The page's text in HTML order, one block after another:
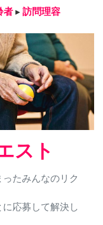
者 ▸ 訪問理容
スト
たみんなのリク
応募して解決し